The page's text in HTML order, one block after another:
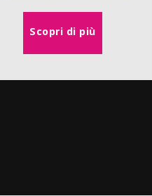
Scopri di più